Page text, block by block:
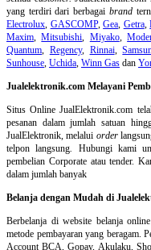
yang terdiri dari berbagai brand
Electrolux, GASCOMP,Gea, Getra,
Maxim,Mitsubishi, Miyako,
Quantum, Regency, Rinnai,
Sunhouse, Uchida, Winn Gas dan
Jualelektronik.com Melayani
Situs Online JualElektronik.com
pesanan dalam jumlah satuan
JualElektronik, melalui order
telpon langsung. Hubungi kami
pembelian Corporate atau tender.
dalam jumlah banyak
Belanja dengan Mudah di
Berbelanja diwebsite belanja online
metode pembayaran yang beragam.
Account BCA, Gopay, Akulaku,